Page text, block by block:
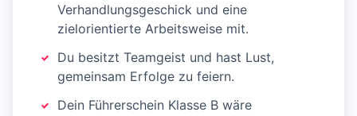
Verhandlungsgeschick und eine
zielorientierte Arbeitsweise mit.
Du besitzt Teamgeist und hast Lust,
gemeinsam Erfolge zu feiern.
Dein Führerschein Klasse B wäre